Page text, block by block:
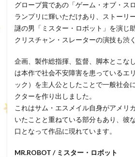
グローブ賞であの「ゲーム・オブ・ス
ランプリに輝いただけあり、ストーリ
謎の男「ミスター・ロボット」を演じ
クリスチャン・スレーターの演技も渋
企画、製作総指揮、監督、脚本とこな
は本作で社会不安障害を患っているエ
ック）を主人公としたことで一般社会
クターを作り出しました。
これはサム・エスメイル自身がアメリ
いたことと重ねている部分もあり、彼
口となって作品に現れています。
MR.ROBOT / ミスター・ロボット